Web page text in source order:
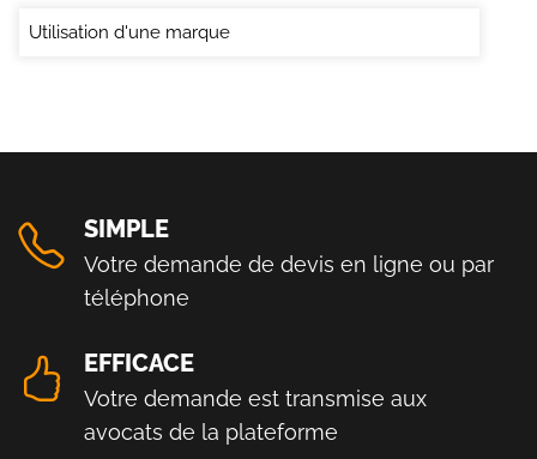
Utilisation d'une marque
SIMPLE
Votre demande de devis en ligne ou par
téléphone
EFFICACE
Votre demande est transmise aux
avocats de la plateforme